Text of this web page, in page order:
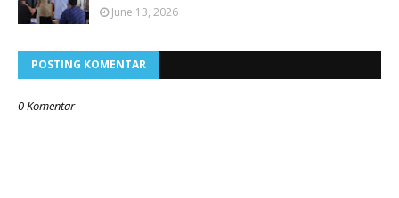
June 13, 2026
POSTING KOMENTAR
0 Komentar